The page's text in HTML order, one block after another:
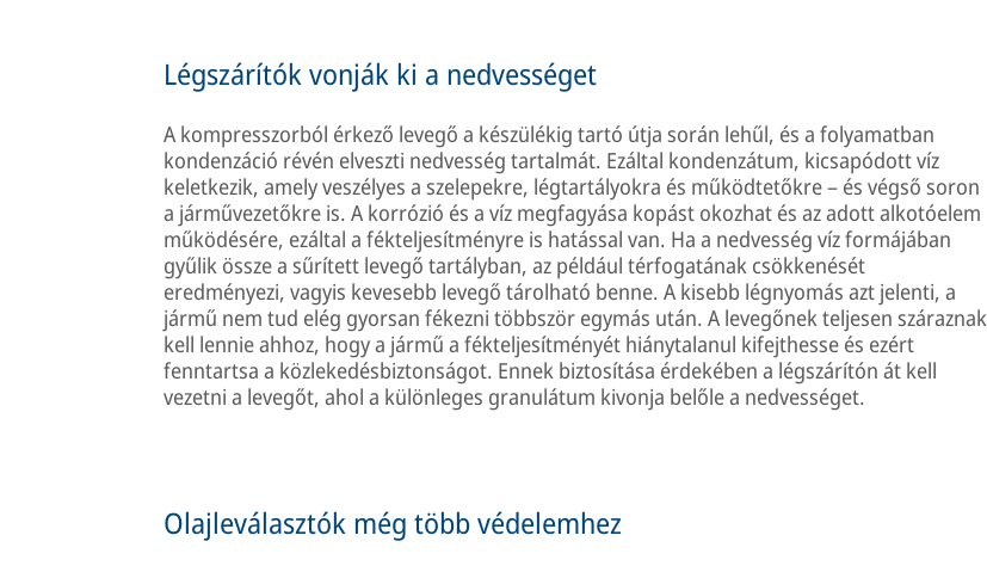
Légszárítók vonják ki a nedvességet
A kompresszorból érkező levegő a készülékig tartó útja során lehűl, és a folyamatban
kondenzáció révén elveszti nedvesség tartalmát. Ezáltal kondenzátum, kicsapódott víz
keletkezik, amely veszélyes a szelepekre, légtartályokra és működtetőkre – és végső soron
a járművezetőkre is. A korrózió és a víz megfagyása kopást okozhat és az adott alkotóelem
működésére, ezáltal a fékteljesítményre is hatással van. Ha a nedvesség víz formájában
gyűlik össze a sűrített levegő tartályban, az például térfogatának csökkenését
eredményezi, vagyis kevesebb levegő tárolható benne. A kisebb légnyomás azt jelenti, a
jármű nem tud elég gyorsan fékezni többször egymás után. A levegőnek teljesen száraznak
kell lennie ahhoz, hogy a jármű a fékteljesítményét hiánytalanul kifejthesse és ezért
fenntartsa a közlekedésbiztonságot. Ennek biztosítása érdekében a légszárítón át kell
vezetni a levegőt, ahol a különleges granulátum kivonja belőle a nedvességet.
Olajleválasztók még több védelemhez